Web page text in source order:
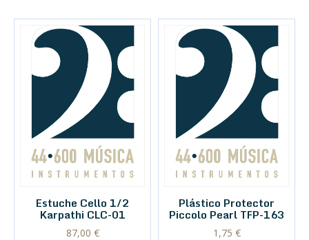
Estuche Cello 1/2
Karpathi CLC-01
87,00 €
Plástico Protector
Piccolo Pearl TFP-163
1,75 €